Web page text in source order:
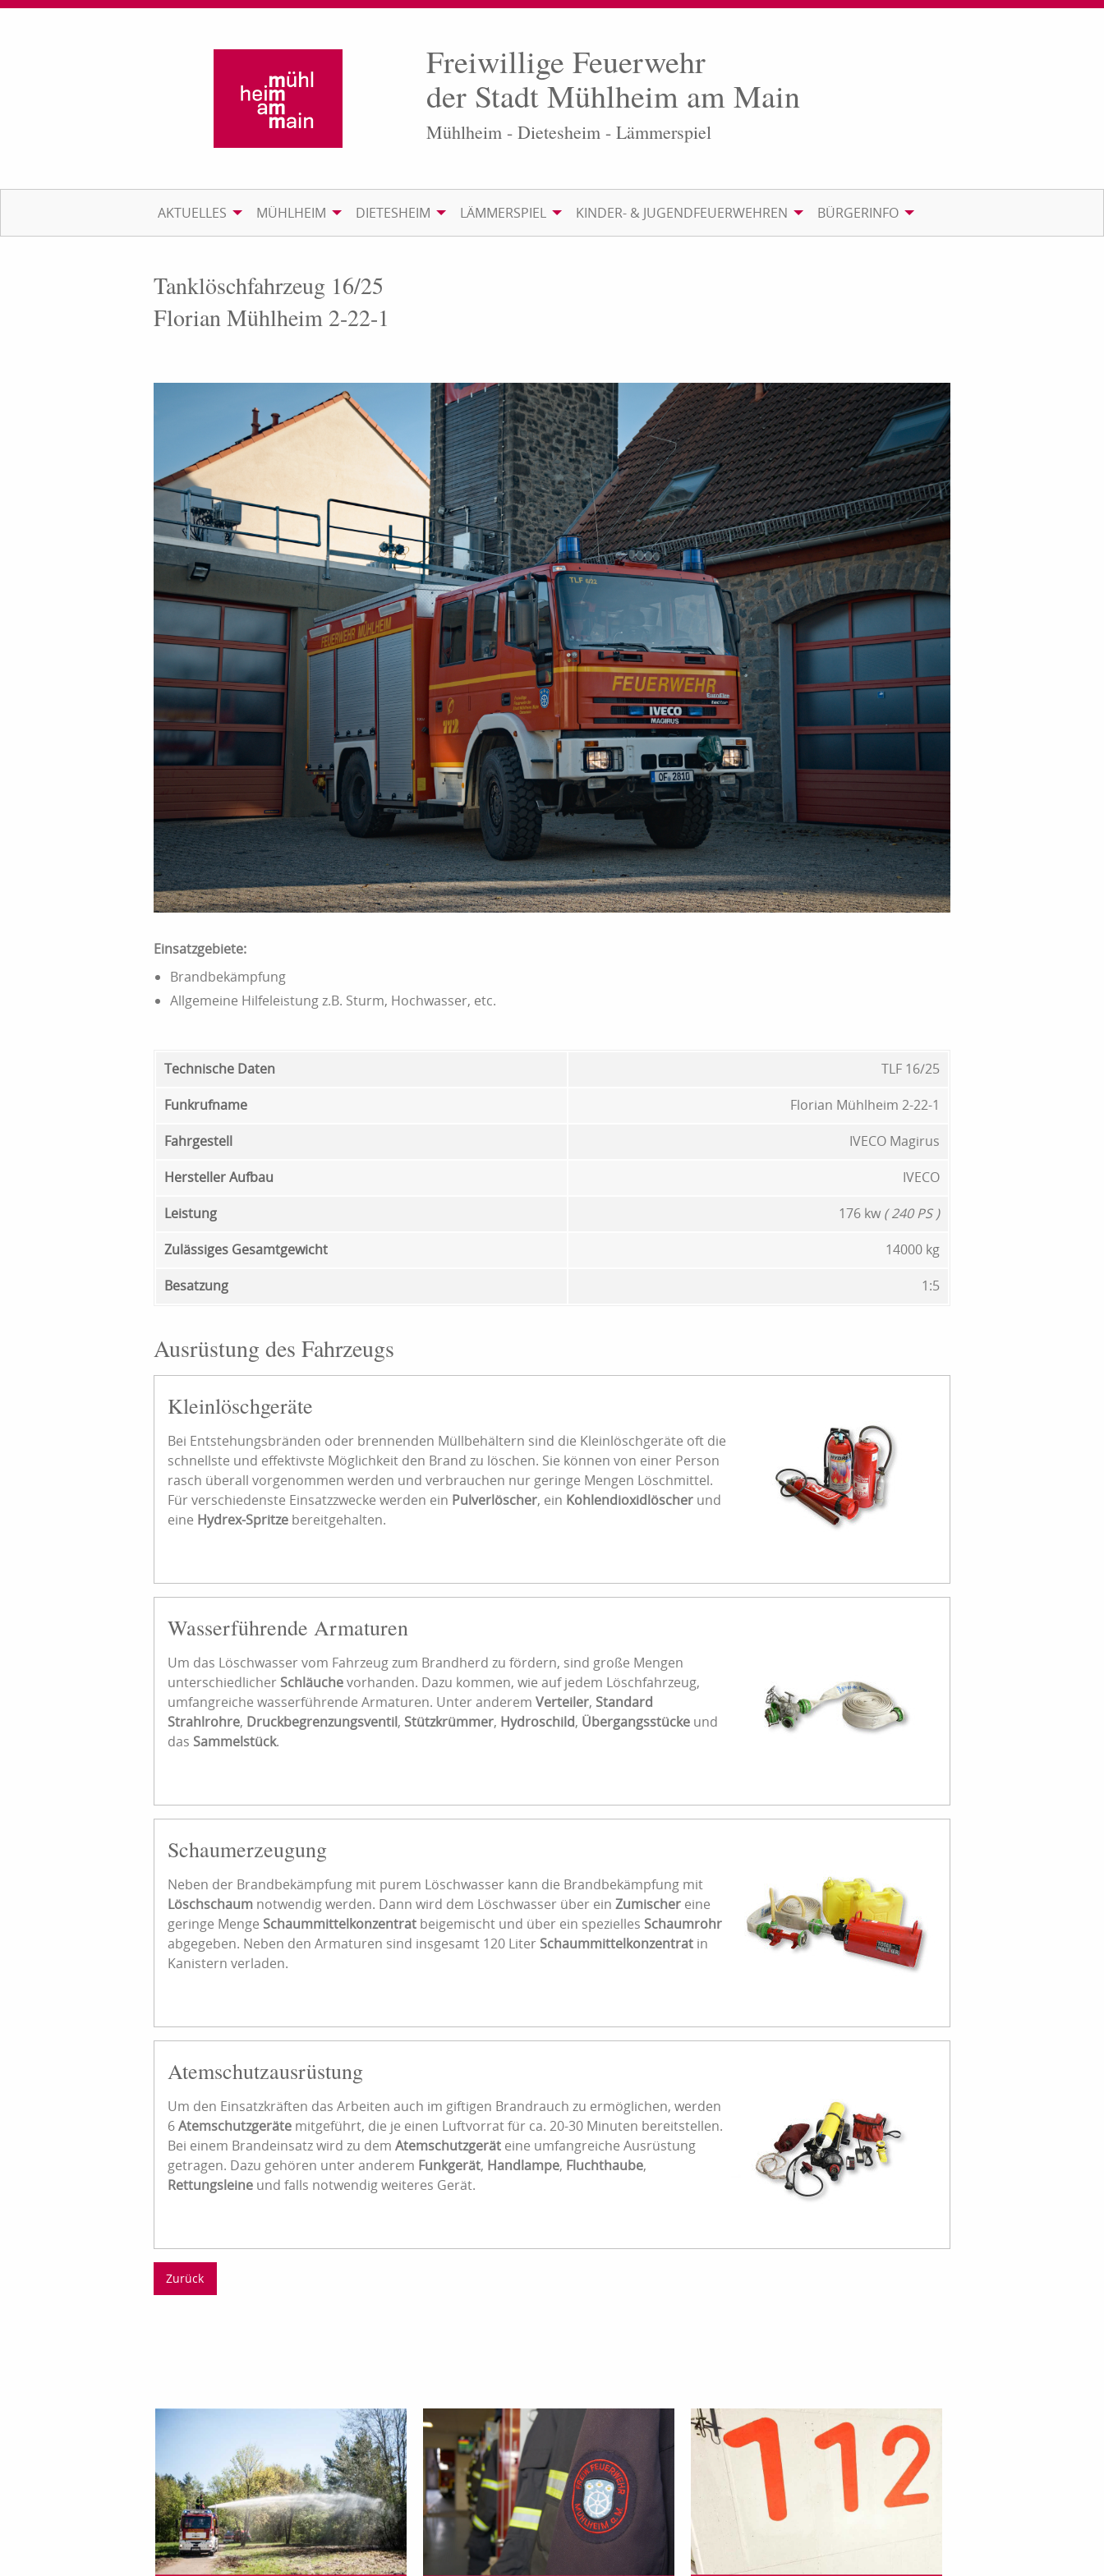
Freiwillige Feuerwehr
der Stadt Mühlheim am Main
Mühlheim - Dietesheim - Lämmerspiel
AKTUELLES MÜHLHEIM DIETESHEIM LÄMMERSPIEL KINDER- & JUGENDFEUERWEHREN BÜRGERINFO
Tanklöschfahrzeug 16/25
Florian Mühlheim 2-22-1
Einsatzgebiete:
Brandbekämpfung
Allgemeine Hilfeleistung z.B. Sturm, Hochwasser, etc.
Technische Daten
TLF 16/25
Funkrufname
Florian Mühlheim 2-22-1
Fahrgestell
IVECO Magirus
Hersteller Aufbau
IVECO
Leistung
176 kw ( 240 PS )
Zulässiges Gesamtgewicht
14000 kg
Besatzung
1:5
Ausrüstung des Fahrzeugs
Kleinlöschgeräte
Bei Entstehungsbränden oder brennenden Müllbehältern sind die Kleinlöschgeräte oft die
schnellste und effektivste Möglichkeit den Brand zu löschen. Sie können von einer Person
rasch überall vorgenommen werden und verbrauchen nur geringe Mengen Löschmittel.
Für verschiedenste Einsatzzwecke werden ein Pulverlöscher, ein Kohlendioxidlöscher und
eine Hydrex-Spritze bereitgehalten.
Wasserführende Armaturen
Um das Löschwasser vom Fahrzeug zum Brandherd zu fördern, sind große Mengen
unterschiedlicherSchläuchevorhanden. Dazu kommen, wie auf jedem Löschfahrzeug,
umfangreiche wasserführende Armaturen. Unter anderem Verteiler, Standard
Strahlrohre, Druckbegrenzungsventil, Stützkrümmer, Hydroschild, Übergangsstücke und
das Sammelstück.
Schaumerzeugung
Neben der Brandbekämpfung mit purem Löschwasser kann die Brandbekämpfung mit
Löschschaum notwendig werden. Dann wird dem Löschwasser über ein Zumischer eine
geringe Menge Schaummittelkonzentrat beigemischt und über ein spezielles Schaumrohr
abgegeben. Neben den Armaturen sind insgesamt 120 LiterSchaummittelkonzentrat in
Kanistern verladen.
Atemschutzausrüstung
Um den Einsatzkräften das Arbeiten auch im giftigen Brandrauch zu ermöglichen, werden
6Atemschutzgeräte mitgeführt, die je einen Luftvorrat für ca. 20-30 Minuten bereitstellen.
Bei einem Brandeinsatz wird zu dem Atemschutzgerät eine umfangreiche Ausrüstung
getragen. Dazu gehören unter anderem Funkgerät, Handlampe, Fluchthaube,
Rettungsleine und falls notwendig weiteres Gerät.
Zurück